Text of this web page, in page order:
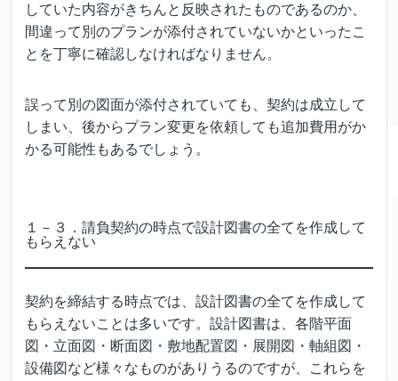
していた内容がきちんと反映されたものであるのか、
間違って別のプランが添付されていないかといったこ
とを丁寧に確認しなければなりません。
誤って別の図面が添付されていても、契約は成立して
しまい、後からプラン変更を依頼しても追加費用がか
かる可能性もあるでしょう。
１－３．請負契約の時点で設計図書の全てを作成して
もらえない
契約を締結する時点では、設計図書の全てを作成して
もらえないことは多いです。設計図書は、各階平面
図・立面図・断面図・敷地配置図・展開図・軸組図・
設備図など様々なものがありうるのですが、これらを